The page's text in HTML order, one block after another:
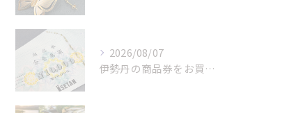
2026/08/07
伊勢丹の商品券をお買取りさせていただきました。